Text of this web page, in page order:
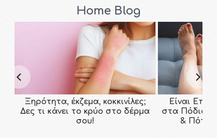
Home Blog
Ξηρότητα, έκζεμα, κοκκινίλες;
Δες τι κάνει το κρύο στο δέρμα
σου!
Είναι
στα Πόδια;
& Πότε